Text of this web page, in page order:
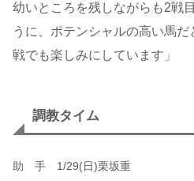
幼いところを残しながらも2戦
うに、ポテンシャルの高い馬
戦でも楽しみにしています」
調教タイム
助 手 1/29(日)栗坂重